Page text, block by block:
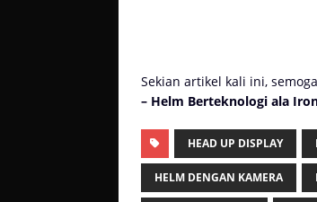
Sekian artikel kali ini,
– Helm Berteknologi ala
HEAD UP DISPLAY
HELM DENGAN KAMERA